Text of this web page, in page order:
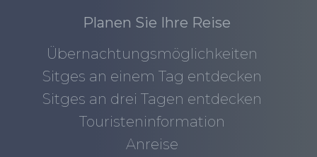
Planen Sie Ihre Reise
Übernachtungsmöglichkeiten
Sitges an einem Tag entdecken
Sitges an drei Tagen entdecken
Touristeninformation
Anreise